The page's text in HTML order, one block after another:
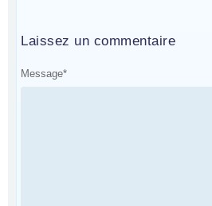
Laissez un commentaire
Message*